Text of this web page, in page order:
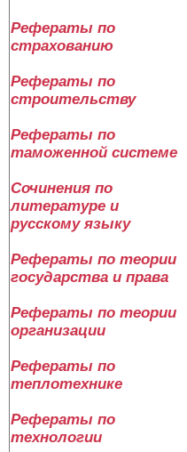
Рефераты по
страхованию
Рефераты по
строительству
Рефераты по
таможенной системе
Сочинения по
литературе и
русскому языку
Рефераты по теории
государства и права
Рефераты по теории
организации
Рефераты по
теплотехнике
Рефераты по
технологии